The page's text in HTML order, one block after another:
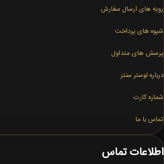
رویه های ارسال سفارش
شیوه های پرداخت
پرسش های متداول
درباره لوستر سنتر
شماره کارت
تماس با ما
اطلاعات تماس